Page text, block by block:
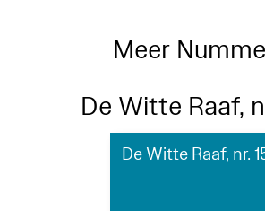
Meer
De Witte Raaf,
De Witte Raaf, nr.